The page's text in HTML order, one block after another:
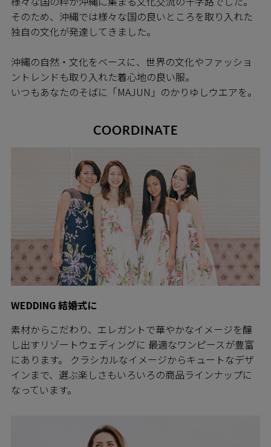
そのため、沖縄では様々な国の良いところを取り入れた
独自の文化が発達してきました。
沖縄の自然・文化をベースに、世界の文化やファッショ
ントレンドも取り入れた着心地の良い服。
いつもあなたのそばに「MAJUN」のかりゆしウエアを。
COORDINATE
WEDDING 結婚式に
素材からこだわり、エレガントで華やかなイメージを醸
し出すリゾートウェディングに 最適なワンピースが豊富
にあります。 クラシカルなイメージからキュートなデザ
インまで、選ぶ楽しさもいろいろの商品ラインナップに
なっています。